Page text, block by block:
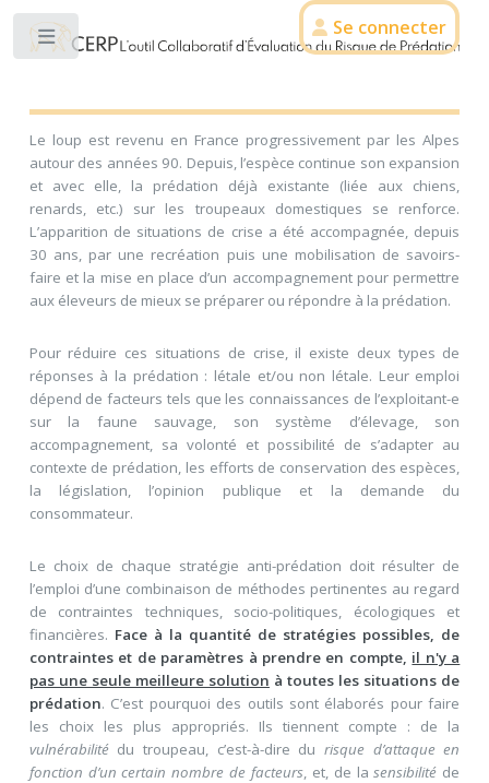
Se connecter
Le loup est revenu en France progressivement par les Alpes
autour des années 90. Depuis, l’espèce continue son expansion
et avec elle, la prédation déjà existante (liée aux chiens,
renards, etc.) sur les troupeaux domestiques se renforce.
L’apparition de situations de crise a été accompagnée, depuis
30 ans, par une recréation puis une mobilisation de savoirs-
faire et la mise en place d’un accompagnement pour permettre
aux éleveurs de mieux se préparer ou répondre à la prédation.
Pour réduire ces situations de crise, il existe deux types de
réponses à la prédation : létale et/ou non létale. Leur emploi
dépend de facteurs tels que les connaissances de l’exploitant-e
sur la faune sauvage, son système d’élevage, son
accompagnement, sa volonté et possibilité de s’adapter au
contexte de prédation, les efforts de conservation des espèces,
la législation, l’opinion publique et la demande du
consommateur.
Le choix de chaque stratégie anti-prédation doit résulter de
l’emploi d’une combinaison de méthodes pertinentes au regard
de contraintes techniques, socio-politiques, écologiques et
financières. Face à la quantité de stratégies possibles, de
contraintes et de paramètres à prendre en compte, il n'y a
pas une seule meilleure solution à toutes les situations de
prédation. C’est pourquoi des outils sont élaborés pour faire
les choix les plus appropriés. Ils tiennent compte : de la
vulnérabilitédu troupeau, c’est-à-dire durisque d’attaque en
fonction d’un certain nombre de facteurs, et, de lasensibilité de
Toggle